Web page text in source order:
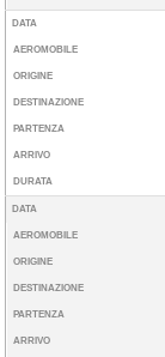
DATA
AEROMOBILE
ORIGINE
DESTINAZIONE
PARTENZA
ARRIVO
DURATA
DATA
AEROMOBILE
ORIGINE
DESTINAZIONE
PARTENZA
ARRIVO